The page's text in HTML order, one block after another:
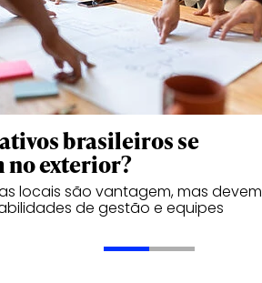
brasileiros se
no exterior?
locais são vantagem, mas devem
de gestão e equipes